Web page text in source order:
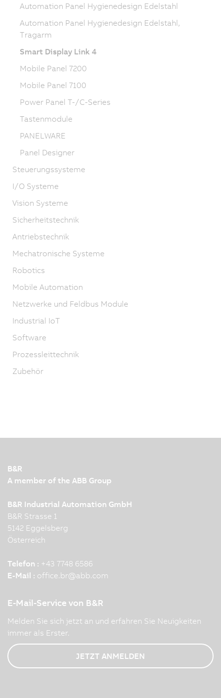
Automation Panel Hygienedesign Edelstahl
Automation Panel Hygienedesign Edelstahl,
Tragarm
Smart Display Link 4
Mobile Panel 7200
Mobile Panel 7100
Power Panel T-/C-Series
Tastenmodule
PANELWARE
Panel Designer
Steuerungssysteme
I/O Systeme
Vision Systeme
Sicherheitstechnik
Antriebstechnik
Mechatronische Systeme
Robotics
Mobile Automation
Netzwerke und Feldbus Module
Industrial IoT
Software
Prozessleittechnik
Zubehör
B&R
A member of the ABB Group
B&R Industrial Automation GmbH
B&R Strasse 1
5142 Eggelsberg
Österreich
Telefon : +43 7748 6586
E-Mail : office.br@abb.com
E-Mail-Service von B&R
Melden Sie sich jetzt an und erfahren Sie Neuigkeiten
immer als Erster.
JETZT ANMELDEN